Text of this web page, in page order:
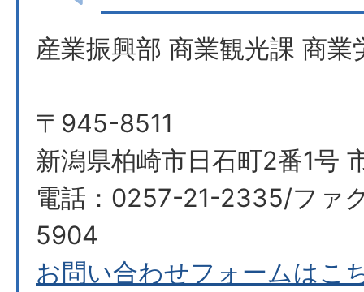
産業振興部 商業観光課 商業
〒945-8511
新潟県柏崎市日石町2番1号
電話：0257-21-2335/ファ
5904
お問い合わせフォームはこ